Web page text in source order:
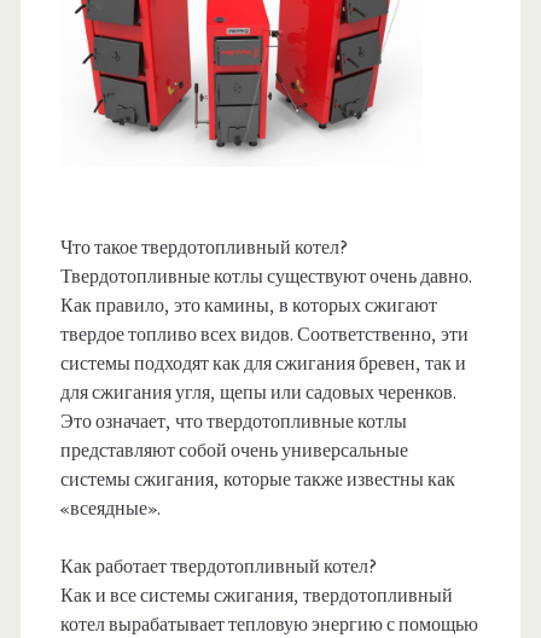
Что такое твердотопливный котел?
Твердотопливные котлы существуют очень давно.
Как правило, это камины, в которых сжигают
твердое топливо всех видов. Соответственно, эти
системы подходят как для сжигания бревен, так и
для сжигания угля, щепы или садовых черенков.
Это означает, что твердотопливные котлы
представляют собой очень универсальные
системы сжигания, которые также известны как
«всеядные».
Как работает твердотопливный котел?
Как и все системы сжигания, твердотопливный
котел вырабатывает тепловую энергию с помощью